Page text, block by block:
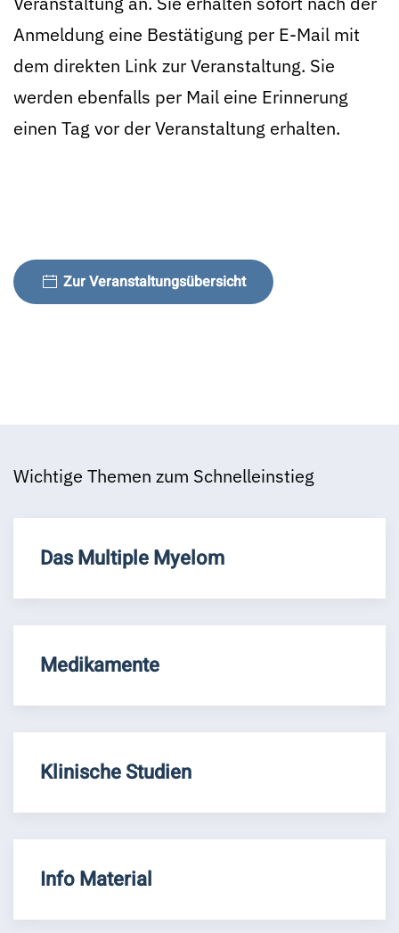
Anmeldung eine Bestätigung per E-Mail mit
dem direkten Link zur Veranstaltung. Sie
werden ebenfalls per Mail eine Erinnerung
einen Tag vor der Veranstaltung erhalten.
Zur Veranstaltungsübersicht
Wichtige Themen zum Schnelleinstieg
Das Multiple Myelom
Medikamente
Klinische Studien
Info Material